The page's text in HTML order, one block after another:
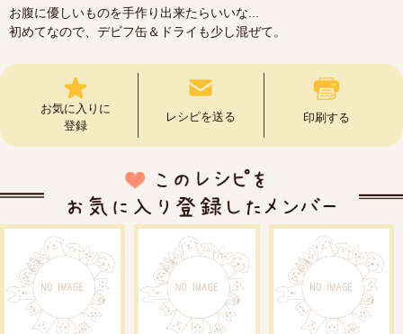
お腹に優しいものを手作り出来たらいいな...
初めてなので、デビフ缶＆ドライも少し混ぜて。
お気に入りに
登録
レシピを送る 印刷する